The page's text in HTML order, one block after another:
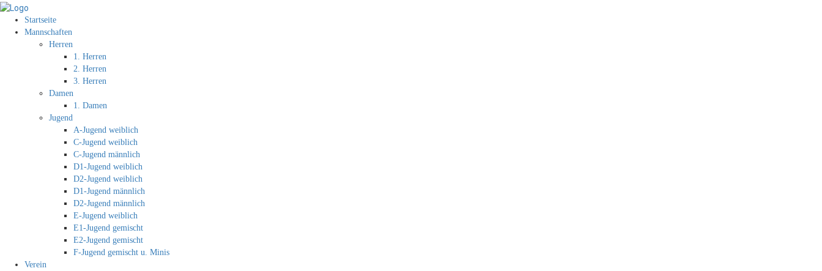
Startseite
Mannschaften
Herren
1. Herren
2. Herren
3. Herren
Damen
1. Damen
Jugend
A-Jugend weiblich
C-Jugend weiblich
C-Jugend männlich
D1-Jugend weiblich
D2-Jugend weiblich
D1-Jugend männlich
D2-Jugend männlich
E-Jugend weiblich
E1-Jugend gemischt
E2-Jugend gemischt
F-Jugend gemischt u. Minis
Verein